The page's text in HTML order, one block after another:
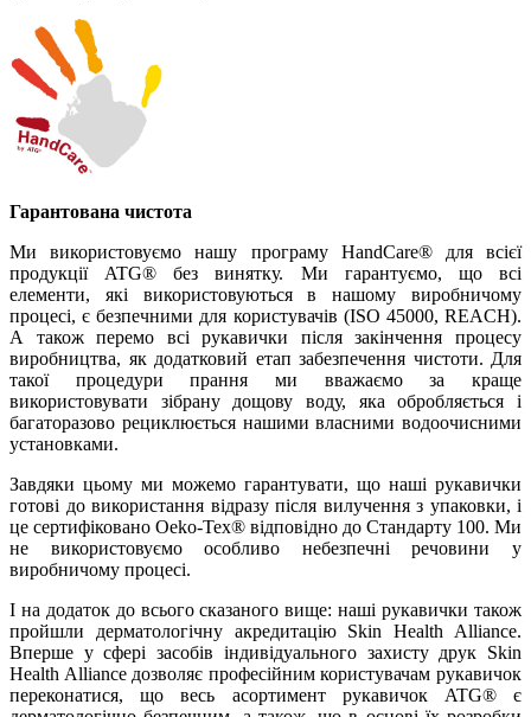
Гарантована чистота
Ми використовуємо нашу програму HandCare® для всієї
продукції ATG® без винятку. Ми гарантуємо, що всі
елементи, які використовуються в нашому виробничому
процесі, є безпечними для користувачів (ISO 45000, REACH).
А також перемо всі рукавички після закінчення процесу
виробництва, як додатковий етап забезпечення чистоти. Для
такої процедури прання ми вважаємо за краще
використовувати зібрану дощову воду, яка обробляється і
багаторазово рециклюється нашими власними водоочисними
установками.
Завдяки цьому ми можемо гарантувати, що наші рукавички
готові до використання відразу після вилучення з упаковки, і
це сертифіковано Oeko-Tex® відповідно до Стандарту 100. Ми
не використовуємо особливо небезпечні речовини у
виробничому процесі.
І на додаток до всього сказаного вище: наші рукавички також
пройшли дерматологічну акредитацію Skin Health Alliance.
Вперше у сфері засобів індивідуального захисту друк Skin
Health Alliance дозволяє професійним користувачам рукавичок
переконатися, що весь асортимент рукавичок ATG® є